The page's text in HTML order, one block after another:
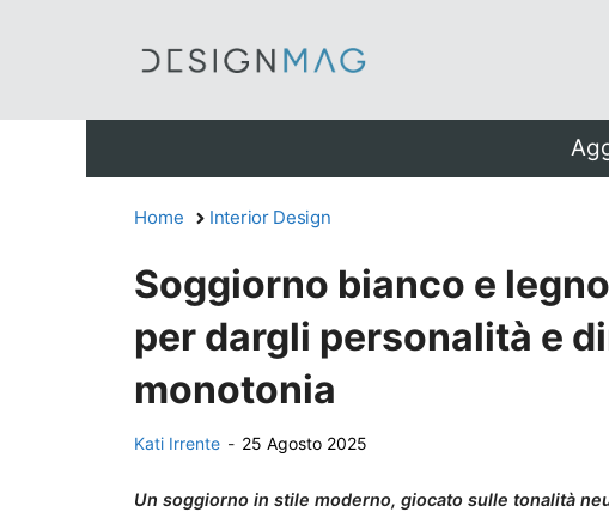
Home Interior Design
Soggiorno bianco e
per dargli personalità e
monotonia
Kati Irrente - 25 Agosto 2025
Un soggiorno in stile moderno, giocato sulle tonalità